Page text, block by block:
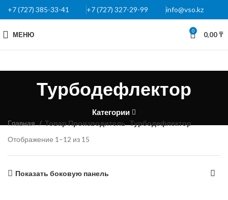
+7 (727) 385-33-41 +7 (727) 327-29-99 info@vso.kz
МЕНЮ 0 0,00₸
Турбодефлектор
Категории
Главная Товар Производитель Турбодефлектор
Отображение 1–12 из 15
Показать боковую панель